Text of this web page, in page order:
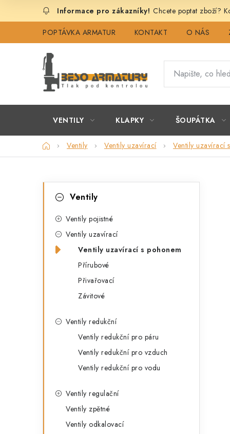
Chcete poptat zboží?
POPTÁVKA ARMATUR KONTAKT O NÁS
VENTILY KLAPKY ŠOUPÁTKA
DomůVentily Ventily uzavírací Ventily uzavírací
kategorieVentily
Ventily pojistné
Ventily uzavírací
Ventily uzavírací s pohonem
Přírubové
Přivařovací
Závitové
Ventily redukční
Ventily redukční pro páru
Ventily redukční pro vzduch
Ventily redukční pro vodu
Ventily regulační
Ventily zpětné
Ventily odkalovací